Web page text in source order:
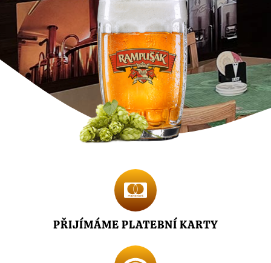
PŘIJÍMÁME PLATEBNÍ KARTY